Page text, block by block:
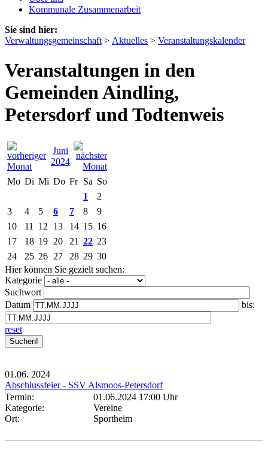
Kommunale Zusammenarbeit
Sie sind hier:
Verwaltungsgemeinschaft > Aktuelles > Veranstaltungskalender
Veranstaltungen in den
Gemeinden Aindling,
Petersdorf und Todtenweis
Juni
2024
Mo Di Mi Do Fr Sa So
1
2
3
4 5 6 7 8
9
10
11 12 13 14 15 16
17
18 19 20 21 22 23
24
25 26 27 28 29 30
Hier können Sie gezielt suchen:
Kategorie
Suchwort
Datum
bis:
reset
01.06. 2024
Abschlussfeier - SSV Alsmoos-Petersdorf
Termin:
01.06.2024 17:00 Uhr
Kategorie:
Vereine
Ort:
Sportheim